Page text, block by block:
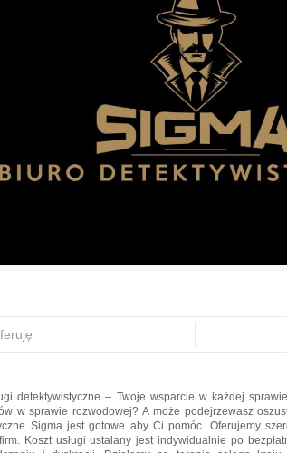
detektywistyczne – Twoje wsparcie w każdej
w sprawie rozwodowej? A może podejrzewasz
Sigma jest gotowe aby Ci pomóc. Oferujemy
Koszt usługi ustalany jest indywidualnie po